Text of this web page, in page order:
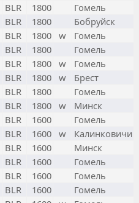
BLR 1800
Гомель
BLR 1800
Бобруйск
BLR 1800 w
Гомель
BLR 1800
Гомель
BLR 1800 w
Гомель
BLR 1800 w
Брест
BLR 1800
Гомель
BLR 1800 w
Минск
BLR 1600
Гомель
BLR 1600 w
Калинковичи
BLR 1600
Минск
BLR 1600
Гомель
BLR 1600
Гомель
BLR 1600
Гомель